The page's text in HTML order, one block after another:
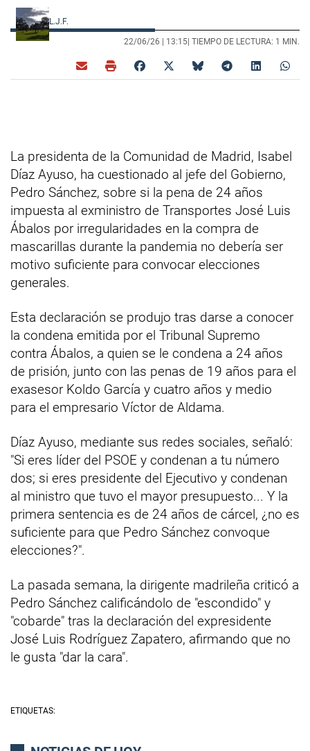
L.J.F.
22/06/26 | 13:15| TIEMPO DE LECTURA: 1 MIN.
La presidenta de la Comunidad de Madrid, Isabel
Díaz Ayuso, ha cuestionado al jefe del Gobierno,
Pedro Sánchez, sobre si la pena de 24 años
impuesta al exministro de Transportes José Luis
Ábalos por irregularidades en la compra de
mascarillas durante la pandemia no debería ser
motivo suficiente para convocar elecciones
generales.
Esta declaración se produjo tras darse a conocer
la condena emitida por el Tribunal Supremo
contra Ábalos, a quien se le condena a 24 años
de prisión, junto con las penas de 19 años para el
exasesor Koldo García y cuatro años y medio
para el empresario Víctor de Aldama.
Díaz Ayuso, mediante sus redes sociales, señaló:
"Si eres líder del PSOE y condenan a tu número
dos; si eres presidente del Ejecutivo y condenan
al ministro que tuvo el mayor presupuesto... Y la
primera sentencia es de 24 años de cárcel, ¿no es
suficiente para que Pedro Sánchez convoque
elecciones?".
La pasada semana, la dirigente madrileña criticó a
Pedro Sánchez calificándolo de "escondido" y
"cobarde" tras la declaración del expresidente
José Luis Rodríguez Zapatero, afirmando que no
le gusta "dar la cara".
ETIQUETAS: